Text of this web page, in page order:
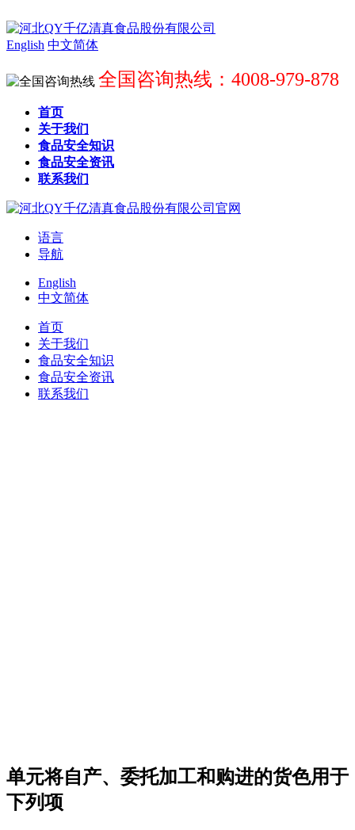
English 中文简体
全国咨询热线：4008-979-878
首页
关于我们
食品安全知识
食品安全资讯
联系我们
语言
导航
English
中文简体
首页
关于我们
食品安全知识
食品安全资讯
联系我们
单元将自产、委托加工和购进的货色用于
下列项